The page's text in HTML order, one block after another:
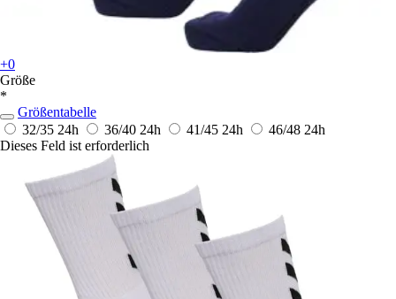
+0
Größe
*
Größentabelle
32/35 24h 36/40 24h 41/45 24h 46/48 24h
Dieses Feld ist erforderlich